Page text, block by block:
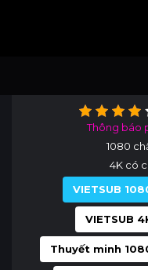
Thông báo
1080
4K có
VIETSUB
VIETSUB
Thuyết minh